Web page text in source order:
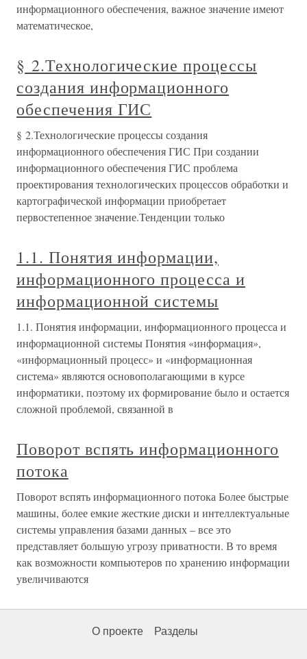
информационного обеспечения, важное значение имеют
математическое,
§ 2.Технологические процессы
создания информационного
обеспечения ГИС
§ 2.Технологические процессы создания
информационного обеспечения ГИС При создании
информационного обеспечения ГИС проблема
проектирования технологических процессов обработки и
картографической информации приобретает
первостепенное значение.Тенденции только
1.1. Понятия информации,
информационного процесса и
информационной системы
1.1. Понятия информации, информационного процесса и
информационной системы Понятия «информация»,
«информационный процесс» и «информационная
система» являются основополагающими в курсе
информатики, поэтому их формирование было и остается
сложной проблемой, связанной в
Поворот вспять информационного
потока
Поворот вспять информационного потока Более быстрые
машины, более емкие жесткие диски и интеллектуальные
системы управления базами данных – все это
представляет большую угрозу приватности. В то время
как возможности компьютеров по хранению информации
увеличиваются
О проекте Разделы